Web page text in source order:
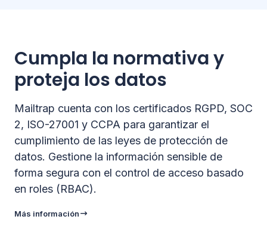
Cumpla la normativa y
proteja los datos
Mailtrap cuenta con los certificados RGPD, SOC
2, ISO-27001 y CCPA para garantizar el
cumplimiento de las leyes de protección de
datos. Gestione la información sensible de
forma segura con el control de acceso basado
en roles (RBAC).
Más información